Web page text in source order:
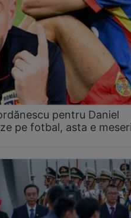
pentru Daniel
pe fotbal, asta e